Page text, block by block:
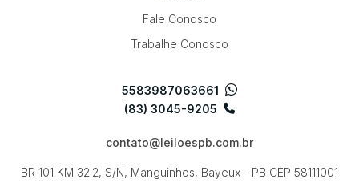
Fale Conosco
Trabalhe Conosco
5583987063661
(83) 3045-9205
contato@leiloespb.com.br
BR 101 KM 32.2, S/N, Manguinhos, Bayeux - PB CEP 58111001